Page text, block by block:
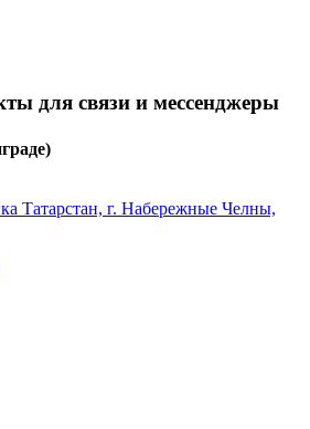
для связи и мессенджеры
Татарстан, г. Набережные Челны,